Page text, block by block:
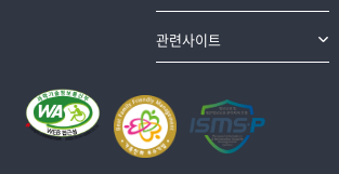
관련사이트